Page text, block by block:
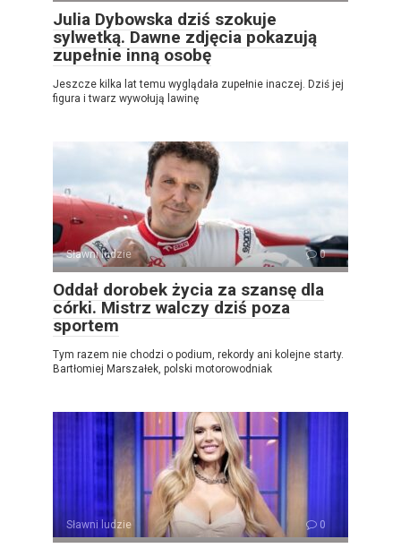
Julia Dybowska dziś szokuje
sylwetką. Dawne zdjęcia pokazują
zupełnie inną osobę
Jeszcze kilka lat temu wyglądała zupełnie inaczej. Dziś jej
figura i twarz wywołują lawinę
Sławni ludzie 0
Oddał dorobek życia za szansę dla
córki. Mistrz walczy dziś poza
sportem
Tym razem nie chodzi o podium, rekordy ani kolejne starty.
Bartłomiej Marszałek, polski motorowodniak
Sławni ludzie 0